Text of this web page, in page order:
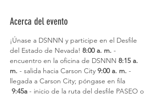
Acerca del evento
¡Únase a DSNNN y participe en el Desfile
del Estado de Nevada! 8:00 a. m. -
encuentro en la oficina de DSNNN 8:15 a.
m. - salida hacia Carson City 9:00 a. m. -
llegada a Carson City; póngase en fila
9:45a - inicio de la ruta del desfile PASEO o